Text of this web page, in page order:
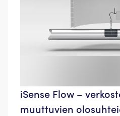
iSense Flow –
muuttuvien